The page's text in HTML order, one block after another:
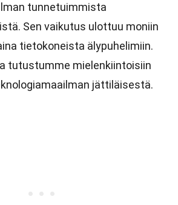
tunnetuimmista
Sen vaikutus ulottuu moniin
tietokoneista älypuhelimiin.
tutustumme mielenkiintoisiin
jättiläisestä.